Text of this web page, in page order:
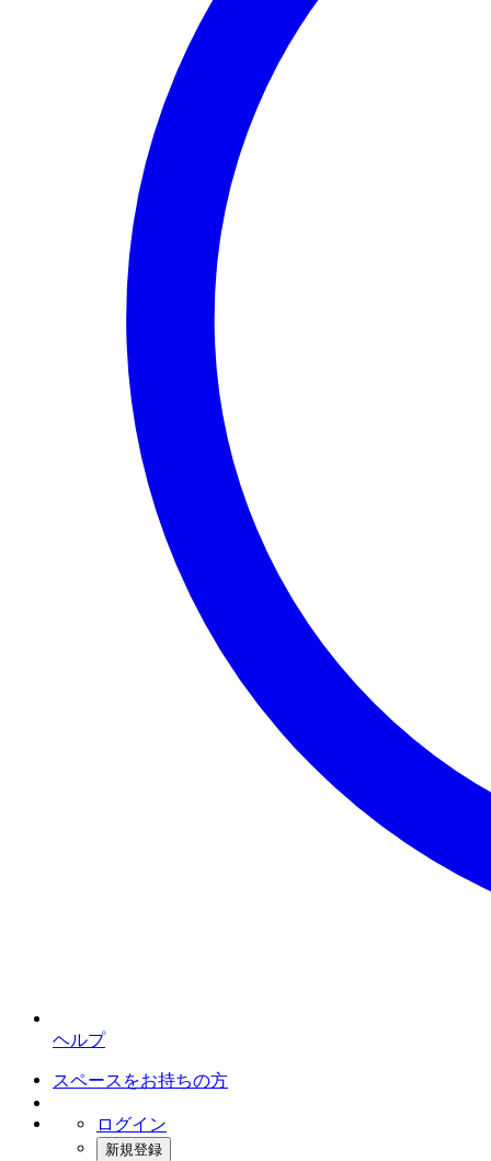
ヘルプ
スペースをお持ちの方
ログイン
新規登録